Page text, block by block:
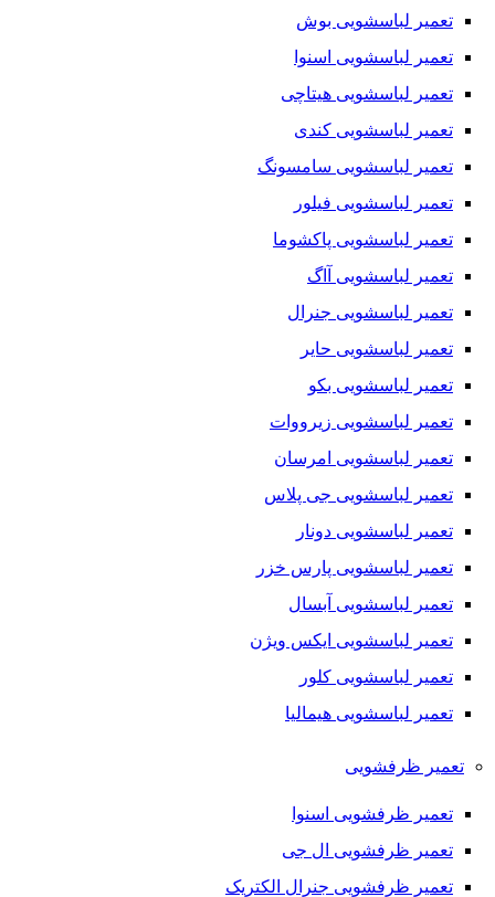
تعمیر لباسشویی بوش
تعمیر لباسشویی اسنوا
تعمیر لباسشویی هیتاچی
تعمیر لباسشویی کندی
تعمیر لباسشویی سامسونگ
تعمیر لباسشویی فیلور
تعمیر لباسشویی پاکشوما
تعمیر لباسشویی آاگ
تعمیر لباسشویی جنرال
تعمیر لباسشویی حایر
تعمیر لباسشویی بکو
تعمیر لباسشویی زیرووات
تعمیر لباسشویی امرسان
تعمیر لباسشویی جی پلاس
تعمیر لباسشویی دونار
تعمیر لباسشویی پارس خزر
تعمیر لباسشویی آبسال
تعمیر لباسشویی ایکس ویژن
تعمیر لباسشویی کلور
تعمیر لباسشویی هیمالیا
تعمیر ظرفشویی
تعمیر ظرفشویی اسنوا
تعمیر ظرفشویی ال جی
تعمیر ظرفشویی جنرال الکتریک